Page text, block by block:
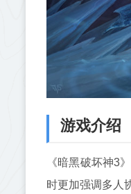
游戏介绍
《暗黑破坏神3
时更加强调多人